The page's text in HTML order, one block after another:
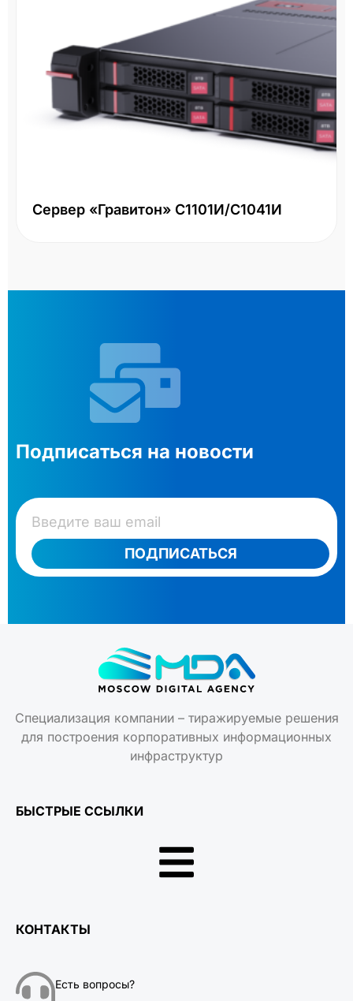
Сервер «Гравитон» С1101И/С1041И
Подписаться на новости
ПОДПИСАТЬСЯ
Специализация компании – тиражируемые решения
для построения корпоративных информационных
инфраструктур
БЫСТРЫЕ ССЫЛКИ
КОНТАКТЫ
Есть вопросы?